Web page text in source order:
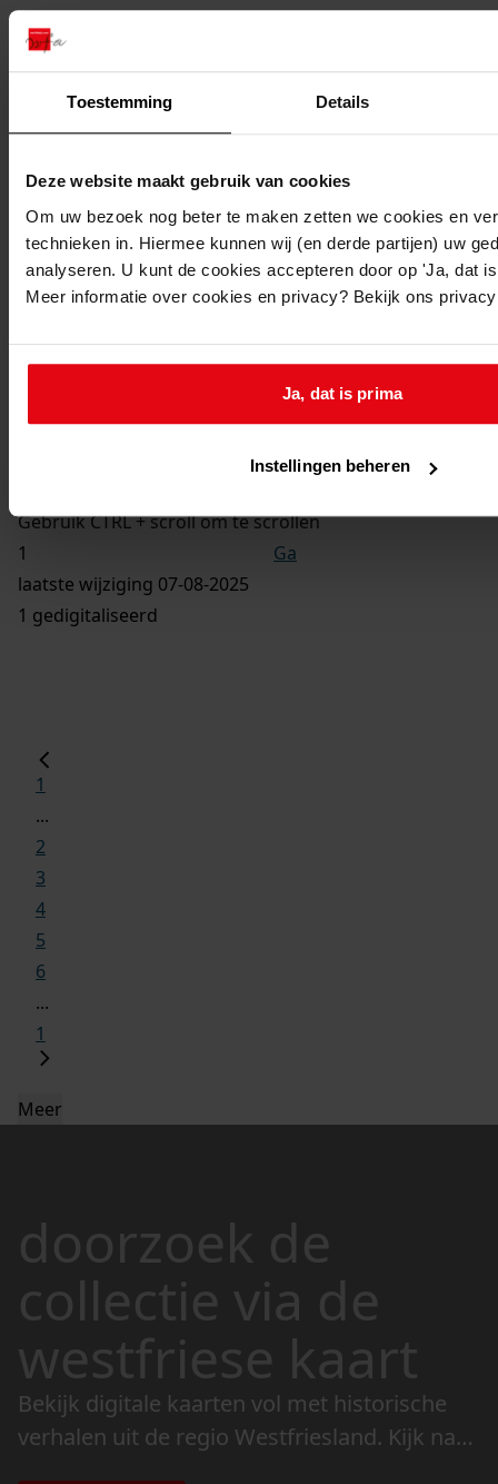
Toestemming Details
Deze website maakt gebruik van cookies
Om uw bezoek nog beter te maken zetten we cookies en
technieken in. Hiermee kunnen wij (en derde partijen) uw
analyseren. U kunt de cookies accepteren door op 'Ja, dat
Meer informatie over cookies en privacy? Bekijk ons
Ja, dat is prima
Instellingen beheren
Adres:
Perceel:
Hoorn, sectie I 8432
Gemeente:
Hoorn
Oude Orde:
Ga naar dit stuk:
Uitbreiden van het pand, 05-09-2006
Gebruik CTRL + scroll om te scrollen
Ga
laatste wijziging 07-08-2025
1 gedigitaliseerd
1
...
2
3
4
5
6
...
1
Meer
doorzoek de
collectie via de
westfriese kaart
Bekijk digitale kaarten vol met historische
verhalen uit de regio Westfriesland. Kijk naar